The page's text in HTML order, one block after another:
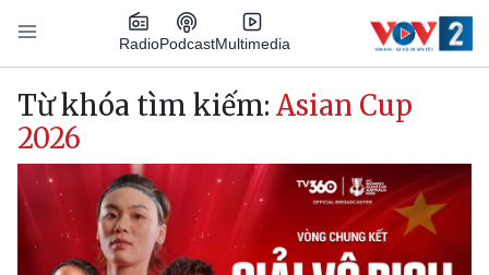
Nhảy đến nội dung
RadioPodcastMultimedia
Main navigation
Từ khóa tìm kiếm: Asian Cup
2026